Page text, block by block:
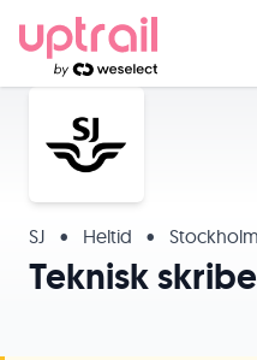
SJ • Heltid • Stockholm
Teknisk